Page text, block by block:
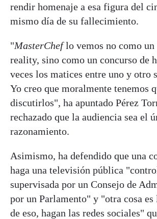
rendir homenaje a esa figura del
mismo día de su fallecimiento.
"MasterCheflo vemos no como un
reality, sino como un concurso de
veces los matices entre uno y otro
Yo creo que moralmente tenemos
discutirlos", ha apuntado Pérez
rechazado que la audiencia sea el
razonamiento.
Asimismo, ha defendido que una
haga una televisión pública
supervisada por un Consejo de
por un Parlamento" y "otra cosa
de eso, hagan las redes sociales"